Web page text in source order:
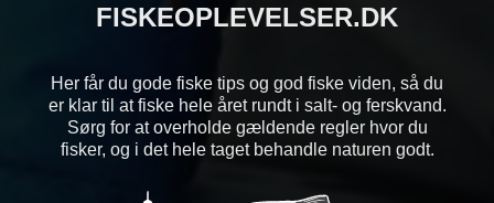
FISKEOPLEVELSER.DK
Her får du gode fiske tips og god fiske viden, så du
er klar til at fiske hele året rundt i salt- og ferskvand.
Sørg for at overholde gældende regler hvor du
fisker, og i det hele taget behandle naturen godt.